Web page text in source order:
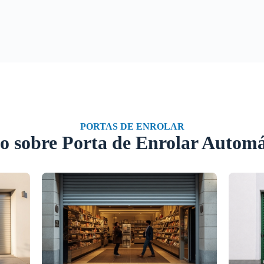
PORTAS DE ENROLAR
sobre Porta de Enrolar